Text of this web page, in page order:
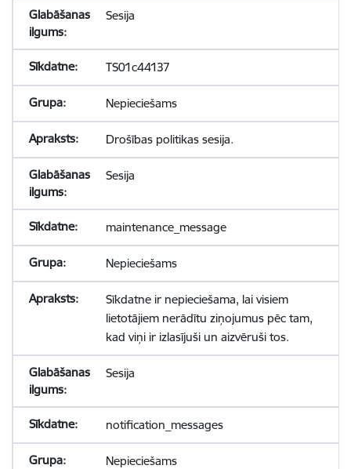
Sesija
TS01c44137
Nepieciešams
Drošības politikas sesija.
Sesija
maintenance_message
Nepieciešams
Sīkdatne ir nepieciešama, lai visiem
lietotājiem nerādītu ziņojumus pēc tam,
kad viņi ir izlasījuši un aizvēruši tos.
Sesija
notification_messages
Nepieciešams